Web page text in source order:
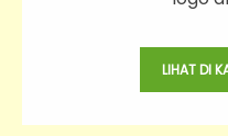
LIHAT DI